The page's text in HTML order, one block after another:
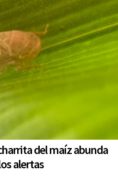
del maíz abunda
alertas